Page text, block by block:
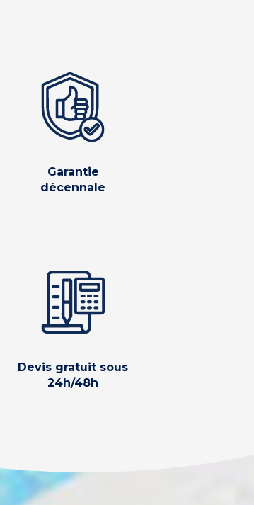
Garantie
décennale
Devis gratuit sous
24h/48h